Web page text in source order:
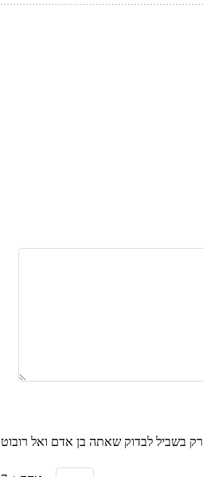
רק בשביל לבדוק שאתה בן אדם ואל רובוט